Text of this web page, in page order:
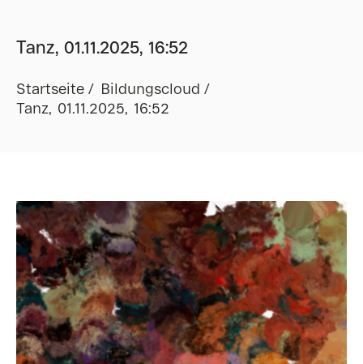
Tanz, 01.11.2025, 16:52
Startseite
Bildungscloud
Tanz, 01.11.2025, 16:52